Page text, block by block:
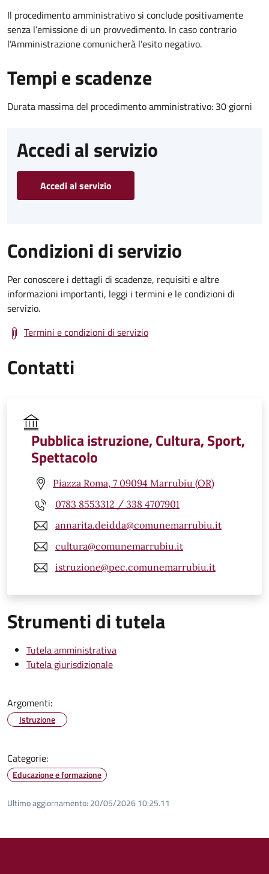
Il procedimento amministrativo si conclude positivamente
senza l’emissione di un provvedimento. In caso contrario
l’Amministrazione comunicherà l’esito negativo.
Tempi e scadenze
Durata massima del procedimento amministrativo: 30 giorni
Accedi al servizio
Accedi al servizio
Condizioni di servizio
Per conoscere i dettagli di scadenze, requisiti e altre
informazioni importanti, leggi i termini e le condizioni di
servizio.
Termini e condizioni di servizio
Contatti
Pubblica istruzione, Cultura, Sport,
Spettacolo
Piazza Roma, 7 09094 Marrubiu (OR)
0783 8553312 / 338 4707901
annarita.deidda@comunemarrubiu.it
cultura@comunemarrubiu.it
istruzione@pec.comunemarrubiu.it
Strumenti di tutela
Tutela amministrativa
Tutela giurisdizionale
Argomenti:
Istruzione
Categorie:
Educazione e formazione
Ultimo aggiornamento: 20/05/2026 10:25.11